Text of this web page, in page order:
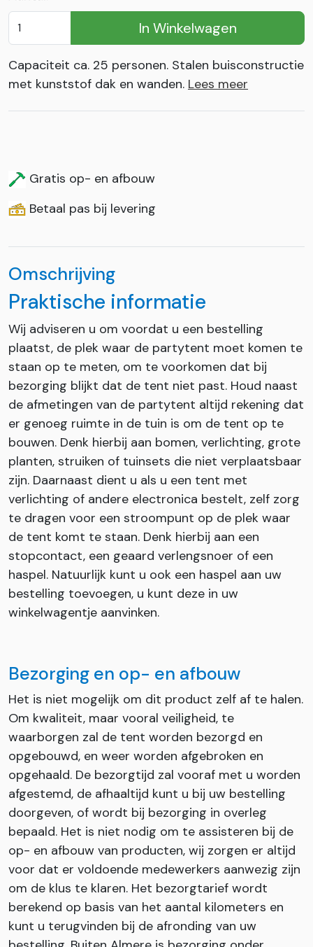
In Winkelwagen
Capaciteit ca. 25 personen. Stalen buisconstructie
met kunststof dak en wanden. Lees meer
Gratis op- en afbouw
Betaal pas bij levering
Omschrijving
Praktische informatie
Wij adviseren u om voordat u een bestelling
plaatst, de plek waar de partytent moet komen te
staan op te meten, om te voorkomen dat bij
bezorging blijkt dat de tent niet past. Houd naast
de afmetingen van de partytent altijd rekening dat
er genoeg ruimte in de tuin is om de tent op te
bouwen. Denk hierbij aan bomen, verlichting, grote
planten, struiken of tuinsets die niet verplaatsbaar
zijn. Daarnaast dient u als u een tent met
verlichting of andere electronica bestelt, zelf zorg
te dragen voor een stroompunt op de plek waar
de tent komt te staan. Denk hierbij aan een
stopcontact, een geaard verlengsnoer of een
haspel. Natuurlijk kunt u ook een haspel aan uw
bestelling toevoegen, u kunt deze in uw
winkelwagentje aanvinken.
Bezorging en op- en afbouw
Het is niet mogelijk om dit product zelf af te halen.
Om kwaliteit, maar vooral veiligheid, te
waarborgen zal de tent worden bezorgd en
opgebouwd, en weer worden afgebroken en
opgehaald. De bezorgtijd zal vooraf met u worden
afgestemd, de afhaaltijd kunt u bij uw bestelling
doorgeven, of wordt bij bezorging in overleg
bepaald. Het is niet nodig om te assisteren bij de
op- en afbouw van producten, wij zorgen er altijd
voor dat er voldoende medewerkers aanwezig zijn
om de klus te klaren. Het bezorgtarief wordt
berekend op basis van het aantal kilometers en
kunt u terugvinden bij de afronding van uw